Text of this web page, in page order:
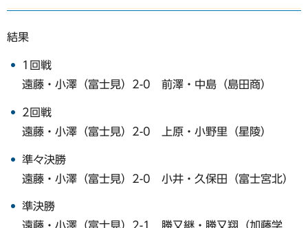
結果
1回戦
遠藤・小澤（富士見）2-0 前澤・中島（島田商）
2回戦
遠藤・小澤（富士見）2-0 上原・小野里（星陵）
準々決勝
遠藤・小澤（富士見）2-0 小井・久保田（富士宮北）
準決勝
遠藤・小澤（富士見）2-1 勝又継・勝又翔（加藤学